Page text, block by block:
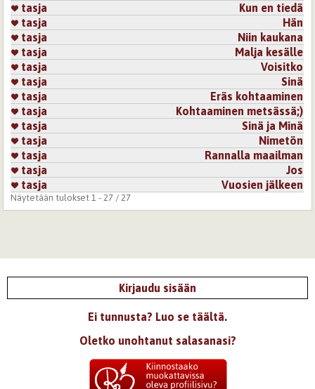
kuulenko,näenkö - ihmiselon taipaleen hiljaiset äänet.
Kaunis runo jälleen Sinulta ( kuin kesän hiljaisuuden
säveleet )
Kirjaudu
17.9.2021 8:13tasja
Kiitos kauniista kommentoinnista:)
Kirjaudu
tasja
Kun en tiedä
tasja
Hän
tasja
Niin kaukana
tasja
Malja kesälle
tasja
Voisitko
tasja
Sinä
tasja
Eräs kohtaaminen
tasja
Kohtaaminen metsässä;)
tasja
Sinä ja Minä
tasja
Nimetön
tasja
Rannalla maailman
tasja
Jos
tasja
Vuosien jälkeen
Näytetään tulokset 1 - 27 / 27
Kirjaudu sisään
Ei tunnusta? Luo se täältä.
Oletko unohtanut salasanasi?